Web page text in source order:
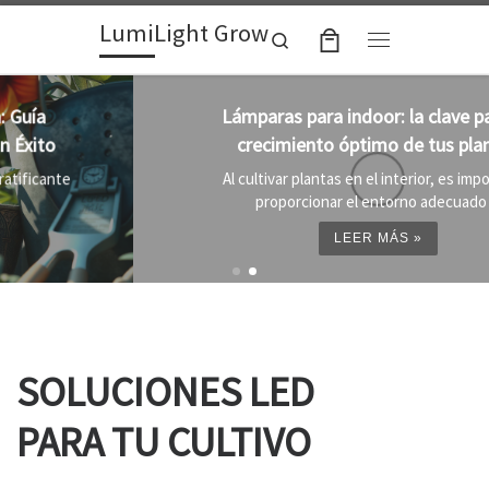
Skip to contentLumiLight Grow
Search
Lámparas para indoor: la clave para un
crecimiento óptimo de tus plantas
Al cultivar plantas en el interior, es importante
proporcionar el entorno adecuado ...
SOLUCIONES LED
PARA TU CULTIVO